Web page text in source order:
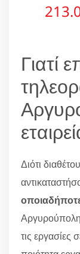
Γιατί
Διότι
τις εργασίες